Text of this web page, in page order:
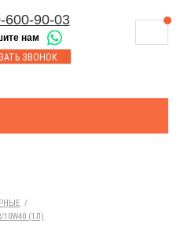
600-90-03
нам
ЗВОНОК
Корзина
8-843-230-17-45
Казань
Набережные Челны
/
(1Л)